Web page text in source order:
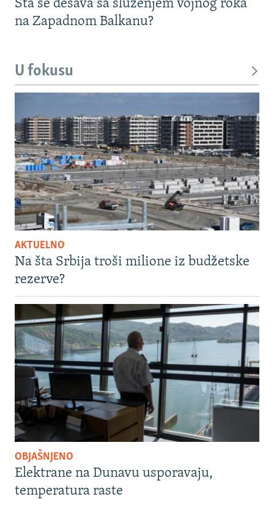
Šta se dešava sa služenjem vojnog roka
na Zapadnom Balkanu?
U fokusu
AKTUELNO
Na šta Srbija troši milione iz budžetske
rezerve?
OBJAŠNJENO
Elektrane na Dunavu usporavaju,
temperatura raste